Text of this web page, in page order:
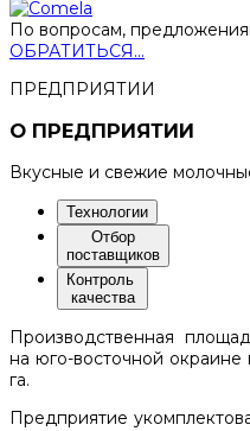
По вопросам,
ОБРАТИТЬСЯ...
ПРЕДПРИЯТИИ
О ПРЕДПРИЯТИИ
Вкусные и свежие
Технологии
Отбор
поставщиков
Контроль
качества
Производственная
на юго-восточной окраине
га.
Предприятие